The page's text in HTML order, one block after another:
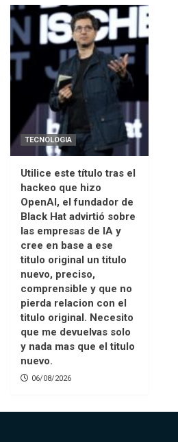
TECNOLOGIA
Utilice este título tras el
hackeo que hizo
OpenAI, el fundador de
Black Hat advirtió sobre
las empresas de IA y
cree en base a ese
titulo original un titulo
nuevo, preciso,
comprensible y que no
pierda relacion con el
titulo original. Necesito
que me devuelvas solo
y nada mas que el titulo
nuevo.
06/08/2026